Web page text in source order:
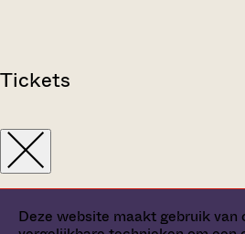
Deze website maakt gebruik van
Tickets